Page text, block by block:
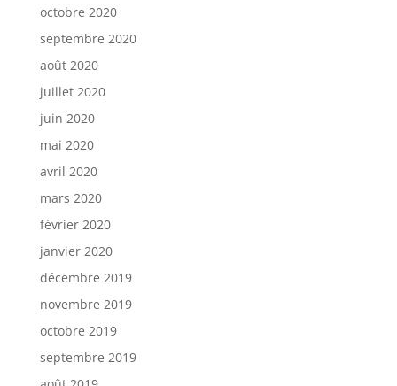
octobre 2020
septembre 2020
août 2020
juillet 2020
juin 2020
mai 2020
avril 2020
mars 2020
février 2020
janvier 2020
décembre 2019
novembre 2019
octobre 2019
septembre 2019